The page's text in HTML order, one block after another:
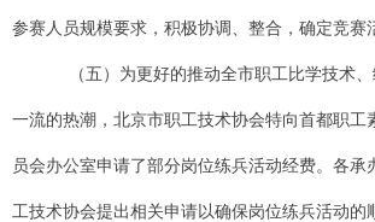
参赛人员规模要求，积极协调、整合，确定竞赛
（五）为更好的推动全市职工比学技术
一流的热潮，北京市职工技术协会特向首都职工
员会办公室申请了部分岗位练兵活动经费。各承
工技术协会提出相关申请以确保岗位练兵活动的